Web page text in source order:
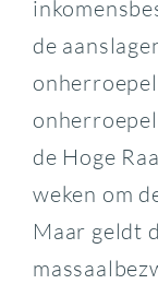
de
de Hoge
weken om
Maar geldt